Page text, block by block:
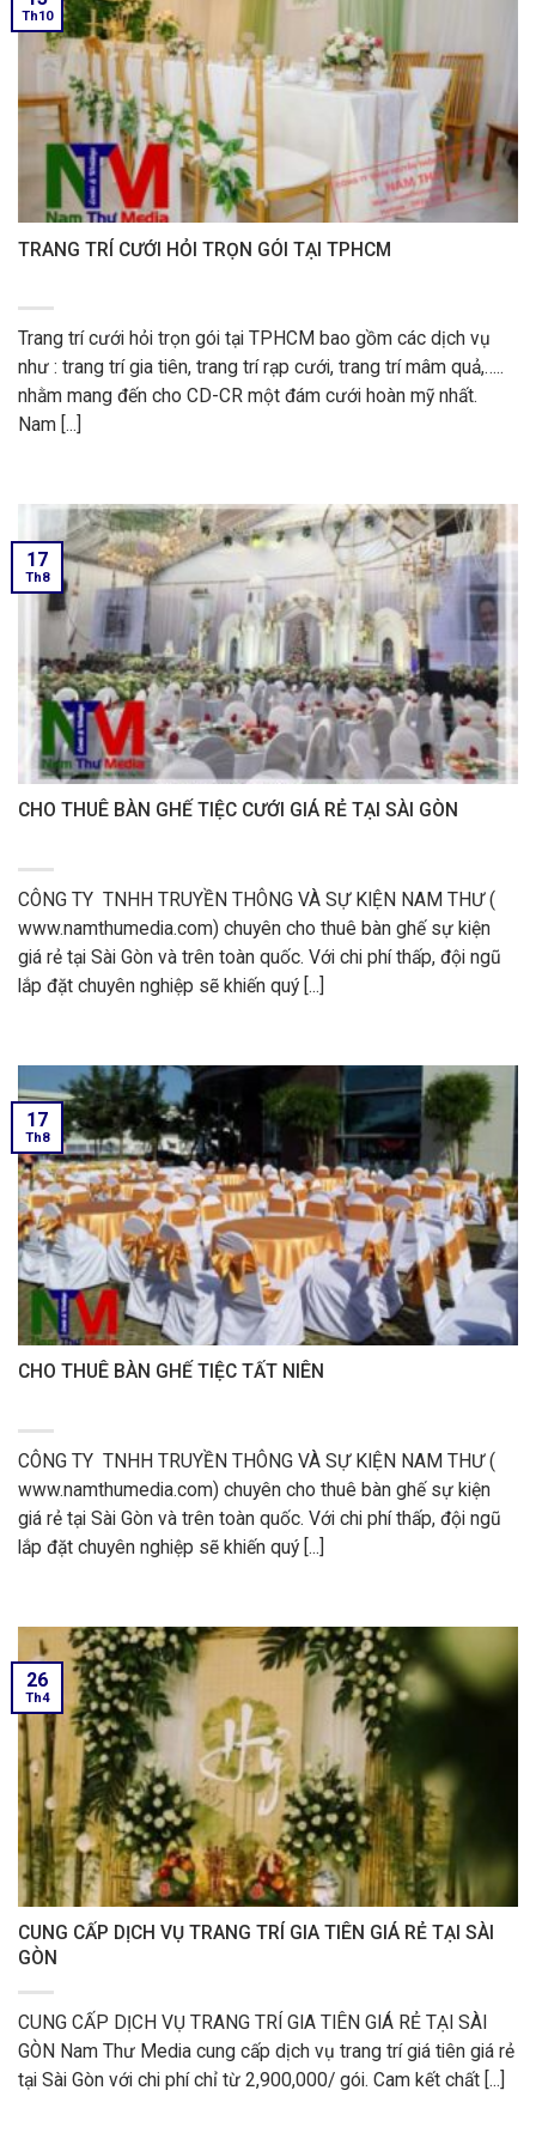
TRANG TRÍ CƯỚI HỎI TRỌN GÓI TẠI TPHCM
Trang trí cưới hỏi trọn gói tại TPHCM bao gồm các dịch vụ
như : trang trí gia tiên, trang trí rạp cưới, trang trí mâm quả,…..
nhằm mang đến cho CD-CR một đám cưới hoàn mỹ nhất.
Nam [...]
Th10
CHO THUÊ BÀN GHẾ TIỆC CƯỚI GIÁ RẺ TẠI SÀI GÒN
CÔNG TY TNHH TRUYỀN THÔNG VÀ SỰ KIỆN NAM THƯ (
www.namthumedia.com) chuyên cho thuê bàn ghế sự kiện
giá rẻ tại Sài Gòn và trên toàn quốc. Với chi phí thấp, đội ngũ
lắp đặt chuyên nghiệp sẽ khiến quý [...]
17
Th8
CHO THUÊ BÀN GHẾ TIỆC TẤT NIÊN
CÔNG TY TNHH TRUYỀN THÔNG VÀ SỰ KIỆN NAM THƯ (
www.namthumedia.com) chuyên cho thuê bàn ghế sự kiện
giá rẻ tại Sài Gòn và trên toàn quốc. Với chi phí thấp, đội ngũ
lắp đặt chuyên nghiệp sẽ khiến quý [...]
17
Th8
CUNG CẤP DỊCH VỤ TRANG TRÍ GIA TIÊN GIÁ RẺ TẠI SÀI
GÒN
CUNG CẤP DỊCH VỤ TRANG TRÍ GIA TIÊN GIÁ RẺ TẠI SÀI
GÒN Nam Thư Media cung cấp dịch vụ trang trí giá tiên giá rẻ
tại Sài Gòn với chi phí chỉ từ 2,900,000/ gói. Cam kết chất [...]
26
Th4